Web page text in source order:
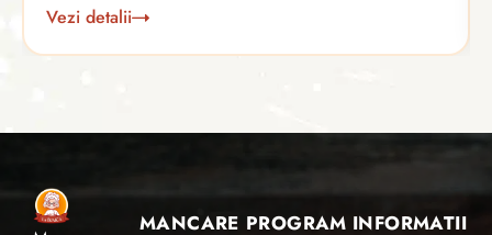
Vezi detalii
MANCARE PROGRAM INFORMATII